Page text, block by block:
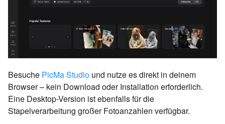
Besuche PicMa Studio und nutze es direkt in deinem
Browser – kein Download oder Installation erforderlich.
Eine Desktop-Version ist ebenfalls für die
Stapelverarbeitung großer Fotoanzahlen verfügbar.